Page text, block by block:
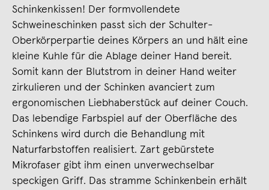
Schinkenkissen! Der formvollendete
Schweineschinken passt sich der Schulter-
Oberkörperpartie deines Körpers an und hält eine
kleine Kuhle für die Ablage deiner Hand bereit.
Somit kann der Blutstrom in deiner Hand weiter
zirkulieren und der Schinken avanciert zum
ergonomischen Liebhaberstück auf deiner Couch.
Das lebendige Farbspiel auf der Oberfläche des
Schinkens wird durch die Behandlung mit
Naturfarbstoffen realisiert. Zart gebürstete
Mikrofaser gibt ihm einen unverwechselbar
speckigen Griff. Das stramme Schinkenbein erhält